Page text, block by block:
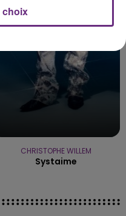
7h47
7h47
CHRISTOPHE WILLEM
Systaime
choix